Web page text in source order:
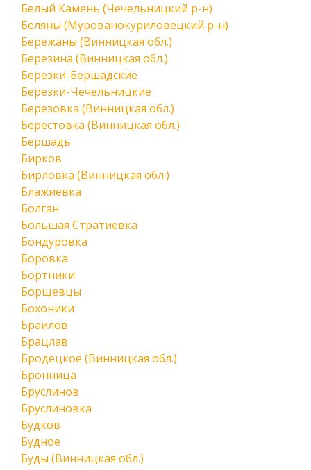
Белый Камень (Чечельницкий р-н)
Беляны (Мурованокуриловецкий р-н)
Бережаны (Винницкая обл.)
Березина (Винницкая обл.)
Березки-Бершадские
Березки-Чечельницкие
Березовка (Винницкая обл.)
Берестовка (Винницкая обл.)
Бершадь
Бирков
Бирловка (Винницкая обл.)
Блажиевка
Болган
Большая Стратиевка
Бондуровка
Боровка
Бортники
Борщевцы
Бохоники
Браилов
Брацлав
Бродецкое (Винницкая обл.)
Бронница
Бруслинов
Бруслиновка
Будков
Будное
Буды (Винницкая обл.)